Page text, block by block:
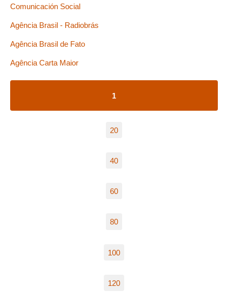
Comunicación Social
Agência Brasil - Radiobrás
Agência Brasil de Fato
Agência Carta Maior
1
20
40
60
80
100
120